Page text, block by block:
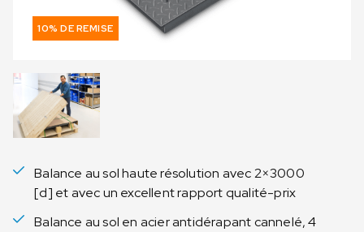
10% DE REMISE
Balance au sol haute résolution avec 2×3000
[d] et avec un excellent rapport qualité-prix
Balance au sol en acier antidérapant cannelé, 4